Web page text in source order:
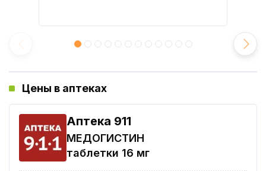
Цены в аптеках
Aптека 911
МЕДОГИСТИН
таблетки 16 мг